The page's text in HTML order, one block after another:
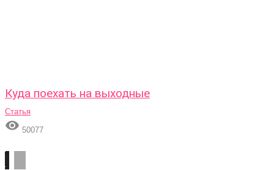
Куда поехать на выходные
Статья
 50077